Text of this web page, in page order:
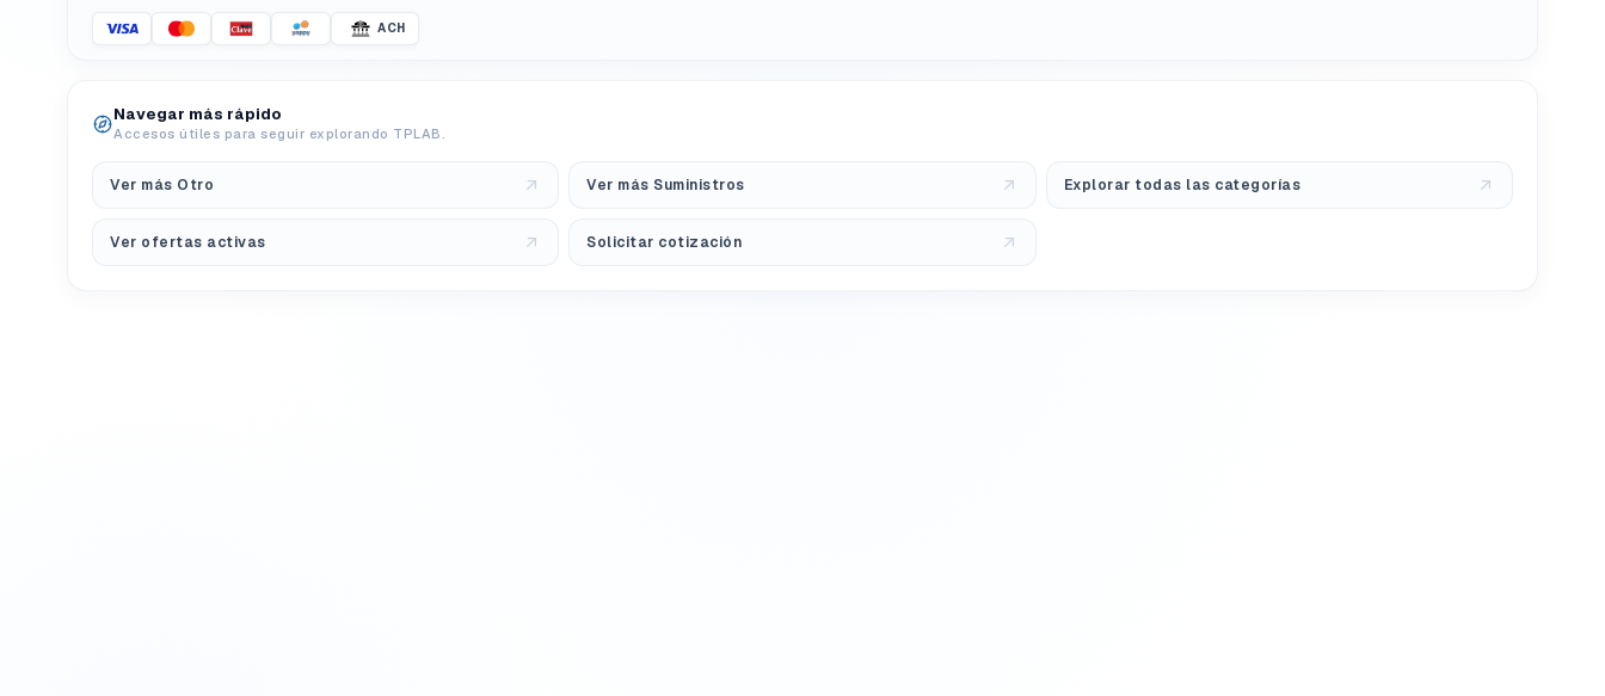
ACH
Navegar más rápido
Accesos útiles para seguir explorando TPLAB.
Ver más Otro Ver más Suministros Explorar todas las categorías
Ver ofertas activas Solicitar cotización